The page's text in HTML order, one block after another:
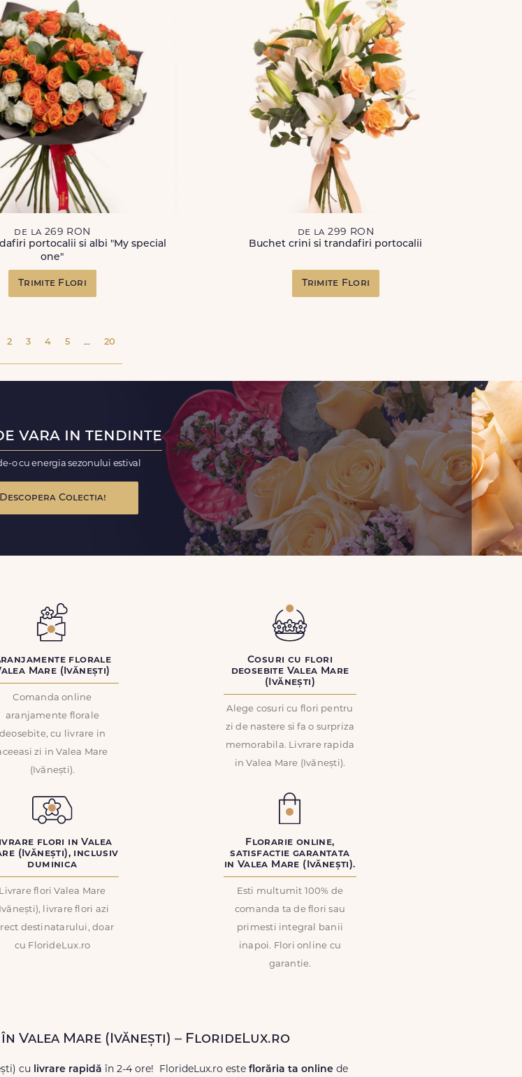
de la 269 RON
portocalii si albi "My special
one"
Trimite Flori
de la 299 RON
Buchet crini si trandafiri portocalii
Trimite Flori
2 3 4 5 ... 20
vara in tendinte
o cu energia sezonului estival
Descopera Colectia!
florale
Mare (Ivănești)
Comanda online
aranjamente florale
deosebite, cu livrare in
zi in Valea Mare
(Ivănești).
Cosuri cu flori
deosebite Valea Mare
(Ivănești)
Alege cosuri cu flori pentru
zi de nastere si fa o surpriza
memorabila. Livrare rapida
in Valea Mare (Ivănești).
flori in Valea
(Ivănești), inclusiv
duminica
Livrare flori Valea Mare
livrare flori azi
destinatarului, doar
cu FlorideLux.ro
Florarie online,
satisfactie garantata
in Valea Mare (Ivănești).
Esti multumit 100% de
comanda ta de flori sau
primesti integral banii
inapoi. Flori online cu
garantie.
Valea Mare (Ivănești) – FlorideLux.ro
cu livrare rapidă în 2-4 ore! FlorideLux.ro este florăria ta online de